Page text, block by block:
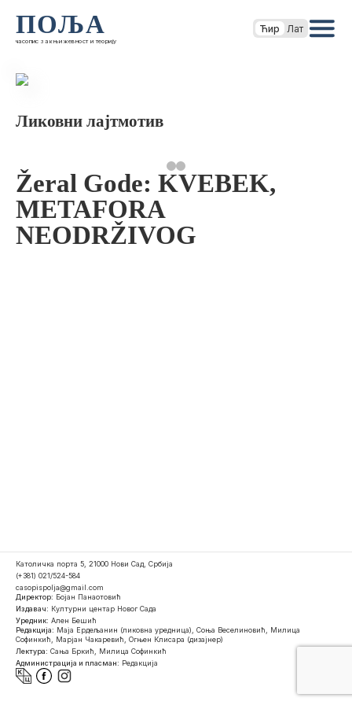
ПОЉА
часопис за књижевност и теорију
Ћир Лат
Ликовни лајтмотив
Žeral Gode: KVEBEK,
METAFORA
NEODRŽIVOG
Католичка порта 5, 21000 Нови Сад, Србија
(+381) 021/524-584
casopispolja@gmail.com
Директор: Бојан Панаотовић
Издавач: Културни центар Новог Сада
Уредник: Ален Бешић
Редакција: Маја Ердељанин (ликовна уредница), Соња Веселиновић, Милица
Софинкић, Марјан Чакаревић, Огњен Клисара (дизајнер)
Лектура: Сања Бркић, Милица Софинкић
Администрација и пласман: Редакција